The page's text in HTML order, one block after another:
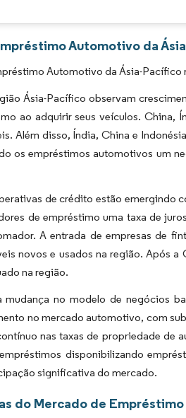
Automotivo da
Automotivo da Ásia-
Ásia-Pacífico observam
ao adquirir seus veículos. China,
Além disso, Índia, China e
os empréstimos automotivos um
de crédito estão
de empréstimo uma taxa de
A entrada de empresas de
novos e usados na região. Após
na região.
no modelo de negócios
no mercado automotivo, com
nas taxas de propriedade
disponibilizando
significativa do mercado.
do Mercado de